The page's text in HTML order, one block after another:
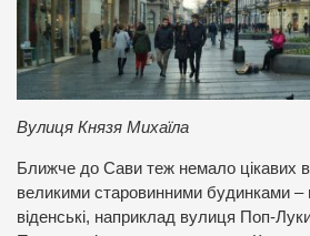
Вулиця Князя Михаїла
Ближче до Сави теж немало цікавих
великими старовинними будинками
віденські, наприклад вулиця Поп-